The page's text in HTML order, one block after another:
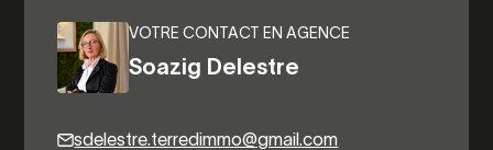
VOTRE CONTACT EN AGENCE
Soazig Delestre
sdelestre.terredimmo@gmail.com